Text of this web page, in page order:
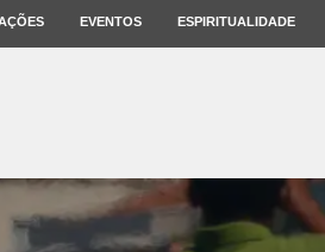
EVENTOS ESPIRITUALIDADE